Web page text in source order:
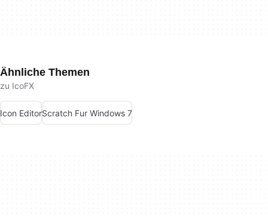
Ähnliche Themen
zu IcoFX
Icon EditorScratch Fur Windows 7